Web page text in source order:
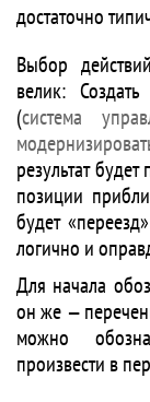
достаточно
Выбор
велик:
(система
результат
позиции
будет
логично и
Для начала
он же —
можно
произвести в